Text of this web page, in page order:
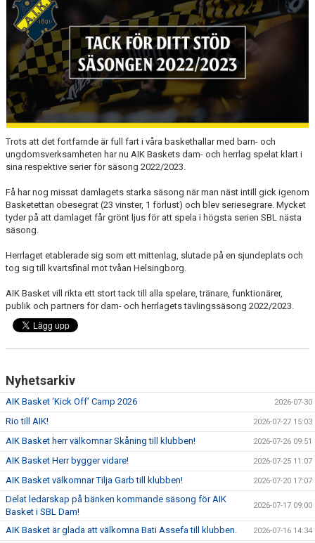
AVGIFTER
BLI MEDLEM
FRITIDSKORTET
PARTNERS
KÖP BILJETTER
SHOP
AIK.SE
Trots att det fortfarnde är full fart i våra baskethallar med barn- och
ungdomsverksamheten har nu AIK Baskets dam- och herrlag spelat klart i
sina respektive serier för säsong 2022/2023.
Få har nog missat damlagets starka säsong när man näst intill gick igenom
Basketettan obesegrat (23 vinster, 1 förlust) och blev seriesegrare. Mycket
tyder på att damlaget får grönt ljus för att spela i högsta serien SBL nästa
säsong.
Herrlaget etablerade sig som ett mittenlag, slutade på en sjundeplats och
tog sig till kvartsfinal mot tvåan Helsingborg.
AIK Basket vill rikta ett stort tack till alla spelare, tränare, funktionärer,
publik och partners för dam- och herrlagets tävlingssäsong 2022/2023.
Nyhetsarkiv
AIK Basket ‘Kick Off’ Camp 2026 2026-07-30
Rio till AIK! 2026-07-27 15:03
AIK Basket herr välkomnar Skåning till klubben! 2026-07-26 09:51
AIK Basket Herr bygger vidare! 2026-07-25 11:07
AIK Basket välkomnar Tilja Garb till klubben! 2026-07-20 17:07
Delat ledarskap på bänken kommande säsong för AIK
Basket i SBL Dam!
2026-07-17 09:00
AIK Basket är glada att välkomna Bati Assefa till klubben. 2026-07-16 14:34